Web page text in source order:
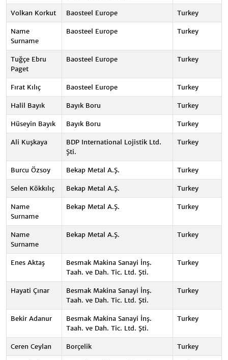
Volkan Korkut Baosteel Europe Turkey
Name
Surname
Baosteel Europe Turkey
Tuğçe Ebru
Paget
Baosteel Europe Turkey
Fırat Kılıç Baosteel Europe Turkey
Halil Bayık Bayık Boru Turkey
Hüseyin Bayık Bayık Boru Turkey
Ali Kuşkaya
BDP International Lojistik Ltd.
Şti.
Turkey
Burcu Özsoy Bekap Metal A.Ş. Turkey
Selen Kökkılıç Bekap Metal A.Ş. Turkey
Name
Surname
Bekap Metal A.Ş. Turkey
Name
Surname
Bekap Metal A.Ş. Turkey
Enes Aktaş
Besmak Makina Sanayi İnş.
Taah. ve Dah. Tic. Ltd. Şti.
Turkey
Hayati Çınar
Besmak Makina Sanayi İnş.
Taah. ve Dah. Tic. Ltd. Şti.
Turkey
Bekir Adanur
Besmak Makina Sanayi İnş.
Taah. ve Dah. Tic. Ltd. Şti.
Turkey
Ceren Ceylan Borçelik Turkey